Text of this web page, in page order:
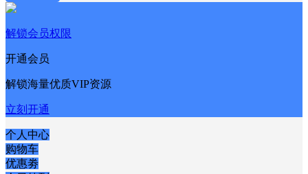
解锁会员权限
开通会员
解锁海量优质VIP资源
立刻开通
个人中心
购物车
优惠劵